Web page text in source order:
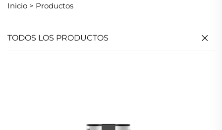
Inicio > Productos
TODOS LOS PRODUCTOS